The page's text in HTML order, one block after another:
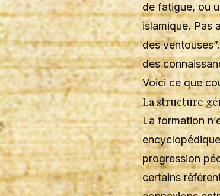
de fatigue, ou
islamique. Pas
des
des
Voici ce que
La structure
La formation
progression
certains